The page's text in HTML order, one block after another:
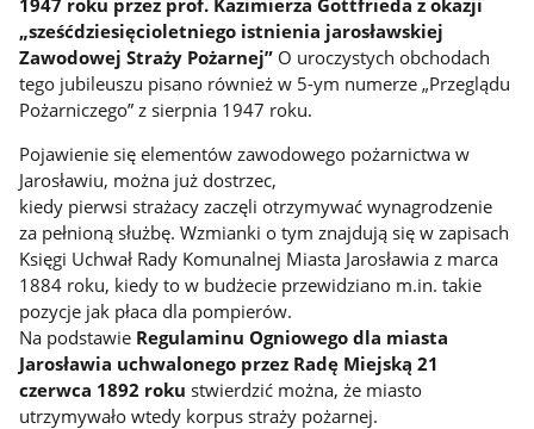
„sześćdziesięcioletniego istnienia jarosławskiej
Zawodowej Straży Pożarnej” O uroczystych obchodach
tego jubileuszu pisano również w 5-ym numerze „Przeglądu
Pożarniczego” z sierpnia 1947 roku.
Pojawienie się elementów zawodowego pożarnictwa w
Jarosławiu, można już dostrzec,
kiedy pierwsi strażacy zaczęli otrzymywać wynagrodzenie
za pełnioną służbę. Wzmianki o tym znajdują się w zapisach
Księgi Uchwał Rady Komunalnej Miasta Jarosławia z marca
1884 roku, kiedy to w budżecie przewidziano m.in. takie
pozycje jak płaca dla pompierów.
Na podstawie Regulaminu Ogniowego dla miasta
Jarosławia uchwalonego przez Radę Miejską 21
czerwca 1892 roku stwierdzić można, że miasto
utrzymywało wtedy korpus straży pożarnej.